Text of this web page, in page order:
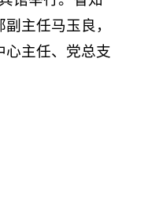
主任马玉良，
心主任、党总支